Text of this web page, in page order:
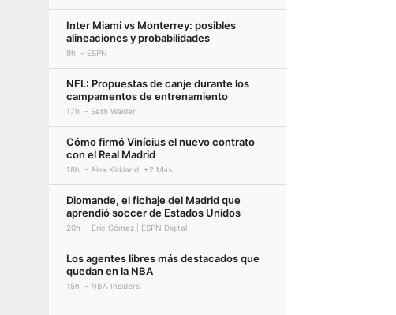
Inter Miami vs Monterrey: posibles
alineaciones y probabilidades
9h ESPN
NFL: Propuestas de canje durante los
campamentos de entrenamiento
17h Seth Walder
Cómo firmó Vinícius el nuevo contrato
con el Real Madrid
18h Alex Kirkland, +2 Más
Diomande, el fichaje del Madrid que
aprendió soccer de Estados Unidos
20h Eric Gómez | ESPN Digital
Los agentes libres más destacados que
quedan en la NBA
15h NBA Insiders